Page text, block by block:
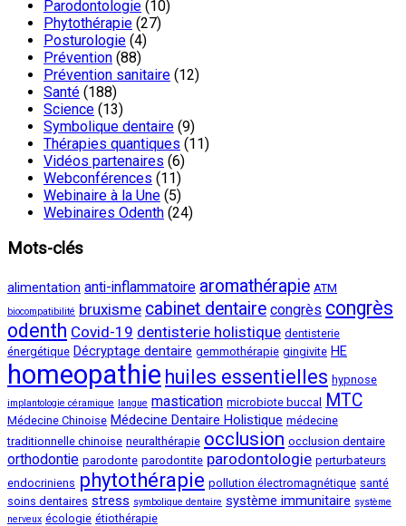
Parodontologie (10)
Phytothérapie (27)
Posturologie (4)
Prévention (88)
Prévention sanitaire (12)
Santé (188)
Science (13)
Symbolique dentaire (9)
Thérapies quantiques (11)
Vidéos partenaires (6)
Webconférences (11)
Webinaire à la Une (5)
Webinaires Odenth (24)
Mots-clés
alimentation anti-inflammatoire aromathérapie ATM
biocompatibilité bruxisme cabinet dentaire congrès congrès
odenth Covid-19 dentisterie holistique dentisterie
énergétique Décryptage dentaire gemmothérapie gingivite HE
homeopathie huiles essentielles hypnose
implantologie céramique langue mastication microbiote buccal MTC
Médecine Chinoise Médecine Dentaire Holistique médecine
traditionnelle chinoise neuralthérapie occlusion occlusion dentaire
orthodontie parodonte parodontite parodontologie perturbateurs
endocriniens phytothérapie pollution électromagnétique santé
soins dentaires stress symbolique dentaire système immunitaire système
nerveux écologie étiothérapie